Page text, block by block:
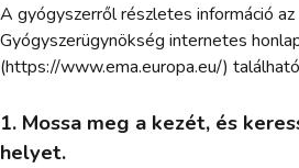
A gyógyszerről részletes információ az
Gyógyszerügynökség internetes
(https://www.ema.europa.eu/)
1. Mossa meg a kezét, és
helyet.